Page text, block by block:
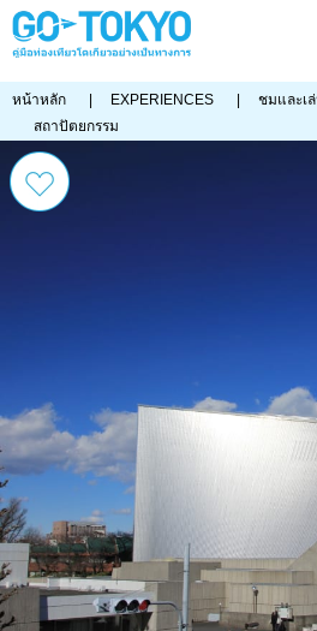
หน้าหลัก EXPERIENCES ชมและเ
สถาปัตยกรรม